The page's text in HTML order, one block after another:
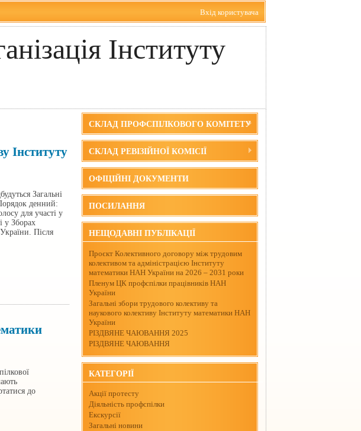
Вхід користувача
Інституту
Інституту
Загальні
денний:
для участі у
у Зборах
Після
до
СКЛАД ПРОФСПІЛКОВОГО КОМІТЕТУ
СКЛАД РЕВІЗІЙНОЇ КОМІСІЇ
ОФІЦІЙНІ ДОКУМЕНТИ
ПОСИЛАННЯ
НЕЩОДАВНІ ПУБЛІКАЦІЇ
Проєкт Колективного договору між трудовим
колективом та адміністрацією Інституту
математики НАН України на 2026 – 2031 роки
Пленум ЦК профспілки працівників НАН
України
Загальні збори трудового колективу та
наукового колективу Інституту математики НАН
України
РІЗДВЯНЕ ЧАЮВАННЯ 2025
РІЗДВЯНЕ ЧАЮВАННЯ
КАТЕГОРІЇ
Акції протесту
Діяльність профспілки
Екскурсії
Загальні новини